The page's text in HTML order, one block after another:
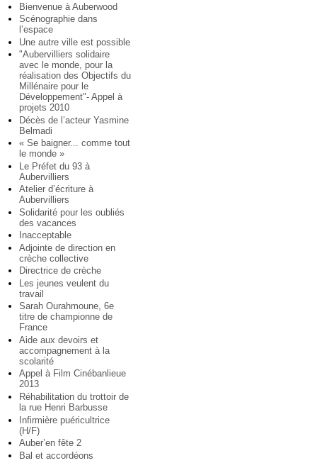
Bienvenue à Auberwood
Scénographie dans
l’espace
Une autre ville est possible
"Aubervilliers solidaire
avec le monde, pour la
réalisation des Objectifs du
Millénaire pour le
Développement"- Appel à
projets 2010
Décès de l’acteur Yasmine
Belmadi
« Se baigner... comme tout
le monde »
Le Préfet du 93 à
Aubervilliers
Atelier d’écriture à
Aubervilliers
Solidarité pour les oubliés
des vacances
Inacceptable
Adjointe de direction en
crèche collective
Directrice de crèche
Les jeunes veulent du
travail
Sarah Ourahmoune, 6e
titre de championne de
France
Aide aux devoirs et
accompagnement à la
scolarité
Appel à Film Cinébanlieue
2013
Réhabilitation du trottoir de
la rue Henri Barbusse
Infirmière puéricultrice
(H/F)
Auber’en fête 2
Bal et accordéons